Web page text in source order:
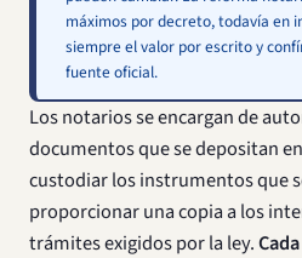
máximos por decreto, todavía en
siempre el valor por escrito y
fuente oficial.
Los notarios se encargan de
documentos que se depositan
custodiar los instrumentos que
proporcionar una copia a los
trámites exigidos por la ley.